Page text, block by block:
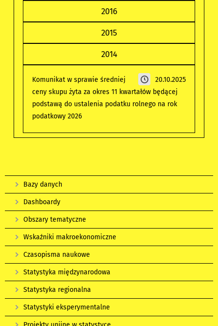
2016
2015
2014
20.10.2025
Komunikat w sprawie średniej
ceny skupu żyta za okres 11 kwartałów będącej
podstawą do ustalenia podatku rolnego na rok
podatkowy 2026
Bazy danych
Dashboardy
Obszary tematyczne
Wskaźniki makroekonomiczne
Czasopisma naukowe
Statystyka międzynarodowa
Statystyka regionalna
Statystyki eksperymentalne